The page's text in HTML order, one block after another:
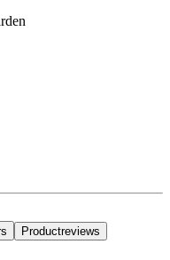
Productreviews